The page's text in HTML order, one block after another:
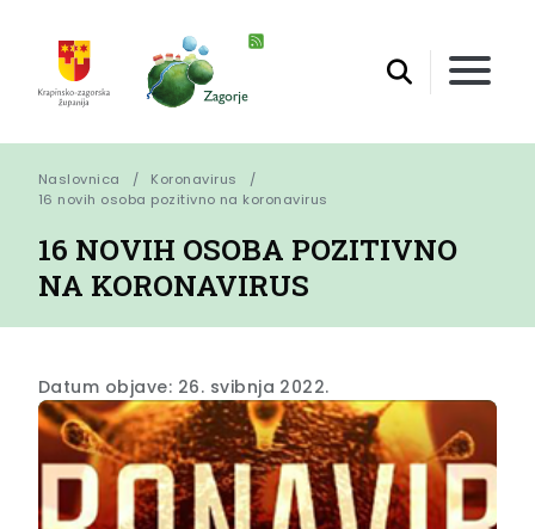
Naslovnica
Koronavirus
16 novih osoba pozitivno na koronavirus
16 NOVIH OSOBA POZITIVNO
NA KORONAVIRUS
Datum objave: 26. svibnja 2022.